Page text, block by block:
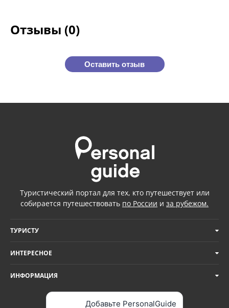
Отзывы (0)
Оставить отзыв
Туристический портал для тех, кто путешествует или
собирается путешествовать по России и за рубежом.
ТУРИСТУ
ИНТЕРЕСНОЕ
ИНФОРМАЦИЯ
Добавьте PersonalGuide